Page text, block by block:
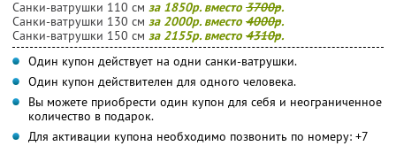
Санки-ватрушки 110 см за 1850р. вместо 3700р.
Санки-ватрушки 130 см за 2000р. вместо 4000р.
Санки-ватрушки 150 см за 2155р. вместо 4310р.
Один купон действует на одни санки-ватрушки.
Один купон действителен для одного человека.
Вы можете приобрести один купон для себя и неограниченное
количество в подарок.
Для активации купона необходимо позвонить по номеру: +7